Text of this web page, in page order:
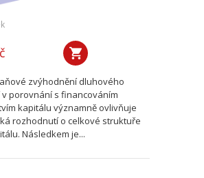
zvýhodnění dluhového
porovnání s financováním
kapitálu významně ovlivňuje
rozhodnutí o celkové struktuře
Následkem je...